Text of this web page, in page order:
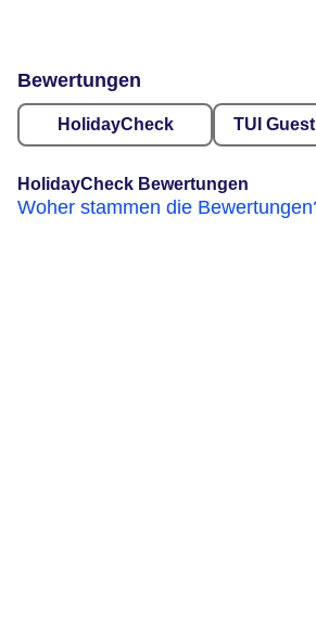
Bewertungen
HolidayCheck TUI
HolidayCheck Bewertungen
Woher stammen die